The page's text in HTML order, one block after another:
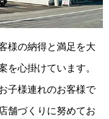
様の納得と満足を大
心掛けています。
子様連れのお客様で
舗づくりに努めてお